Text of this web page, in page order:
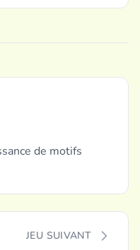
de motifs
JEU SUIVANT